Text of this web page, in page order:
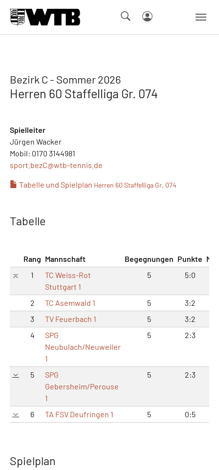
Bezirk C - Sommer 2026
Herren 60 Staffelliga Gr. 074
Spielleiter
Jürgen Wacker
Mobil: 0170 3144981
sport.bezC@wtb-tennis.de
Tabelle und Spielplan Herren 60 Staffelliga Gr. 074
Tabelle
Rang Mannschaft Begegnungen Punkte
1
TC Weiss-Rot
Stuttgart 1
5 5:0
2 TC Asemwald 1 5 3:2
3
TV Feuerbach 1 5 3:2
4
SPG
Neubulach/Neuweiler
1
5 2:3
5
SPG
Gebersheim/Perouse
1
5 2:3
6 TA FSV Deufringen 1 5 0:5
Spielplan